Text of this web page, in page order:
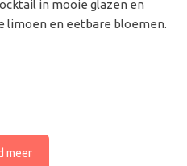
in mooie glazen en
limoen en eetbare bloemen.
meer